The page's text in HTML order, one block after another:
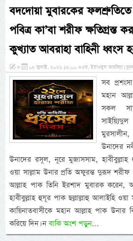
বদদোয়া মুবারকের
পবিত্র কা’বা শরীফ ক্ষতিগ্রস্ত
কুখ্যাত আবরাহা বাহিনী ধ্বংস
» ০৮ জুলাই, ২০২৬ ১২:০০ এএম, ইয়াওমুল আরবিয়া
সব
মহান
সকল
উনাদের
উনাদের রসূল, নূরে মুজাসসাম, হাবীবুল্লাহ
ওয়া সাল্লাম উনার প্রতি অফুরন্ত দুরূদ
আল্লাহ পাক তিনি ইরশাদ মুবারক করেন,
হাবীবুল্লাহ হুযূর পাক ছল্লাল্লাহু আলাইহি
কায়িনাতবাসীকে মহান আল্লাহ পাক উনার
করিয়ে দিন। নবাকি অংশ পড়ুন...